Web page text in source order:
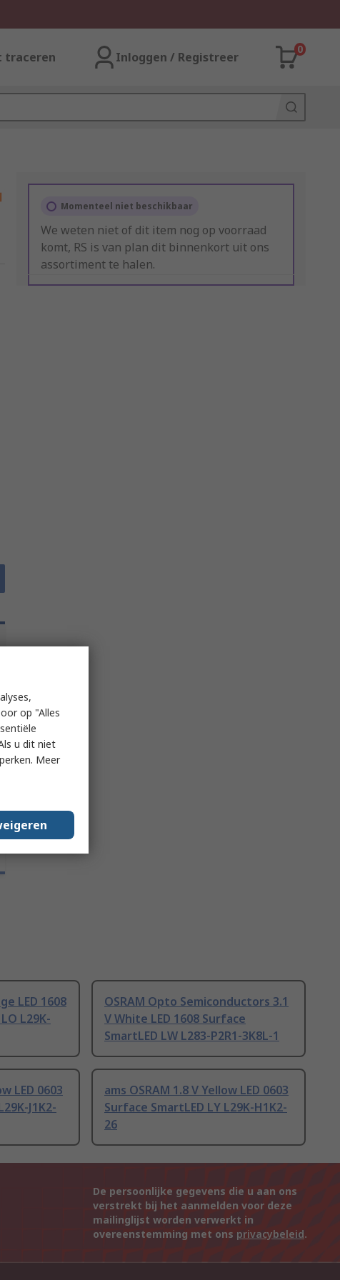
traceren Inloggen / Registreer
0
Momenteel niet beschikbaar
We weten niet of dit item nog op voorraad
komt, RS is van plan dit binnenkort uit ons
assortiment te halen.
LED 1608
L29K-
OSRAM Opto Semiconductors 3.1
V White LED 1608 Surface
SmartLED LW L283-P2R1-3K8L-1
LED 0603
J1K2-
ams OSRAM 1.8 V Yellow LED 0603
Surface SmartLED LY L29K-H1K2-
26
De persoonlijke gegevens die u aan ons
verstrekt bij het aanmelden voor deze
mailinglijst worden verwerkt in
overeenstemming met ons privacybeleid.
op "Alles
u dit niet
Meer